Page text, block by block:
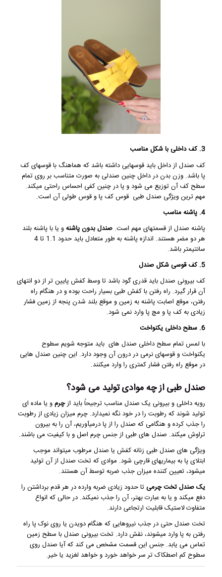
3. کف داخلی با شکل مناسب
کف صندل از داخل باید قوسهایی داشته باشد که هماهنگ با قوسهای کف
پا باشد. وزن بدن در داخل چنین صندلی به صورت متناسب بر روی تمام
سطح کف آن توزیع می شود و پا در چنین کفی احساس راحتی میکند.
مهم ترین ویژگی صندل طبی قوس کف پا و قوس طولی آن است.
4. پاشنه مناسب
پاشنه صندل از قسمتهای مهم است. صندل بدون پاشنهو یا با پاشنه بلند
هر دو مضر هستند. اندازه پاشنه به طور متعادل باید حدود 1.1 تا 4
سانتیمتر باشد.
5. کف قوسی شکل صندل
کف بیرونی صندل باید قدری گود باشد تا وسط کفش پایین تر از دو انتهای
آن قرار گیرد. راه رفتن با کفش طبی بسیار راحت بوده و در هنگام راه
رفتن، موقع اصابت پاشنه به زمین و موقع بلند شدن پنجه از زمین فشار
زیادی به کف پا و مچ پا وارد نمی شود.
6. سطح داخلی یکنواخت
با لمس تمام سطح داخلی صندل های باید متوجه شویم سطوح
یکنواخت و قوسهای نرمی در درون آن وجود دارد. این چنین صندل هایی
در موقع راه رفتن فشار کمتری را وارد میکنند.
صندل طبی از چه موادی تولید می شود؟
رویه داخلی و بیرونی یک صندل مناسب ترجیحاً باید ازچرمو یا ماده ای
تولید شوند که رطوبت را در خود نگه نمیدارد. چرم میزان زیادی از رطوبت
را جذب کرده و هنگامی که صندل را از پا درمیآوریم، آن را به بیرون
تراوش میکند. صندل های طبی از جنس چرم اصل و با کیفیت می باشند.
ویژگی های صندل طبی زنانه کفش یا صندل مرطوب میتواند موجب
ابتلای پا به بیماریهای قارچی شود. موادی که تخت صندل از آن تولید
میشود، تعیین کننده میزان جذب ضربه توسط آن هستند.
یک صندل تخت چرمی تا حدود زیادی ضربه وارده در هر قدم برداشتن را
دفع میکند و یا به عبارت بهتر، آن را جذب نمیکند. در حالی که انواع
متفاوت لاستیک قابلیت ارتجاعی دارند.
تخت صندل حتی در جذب نیروهایی که هنگام دویدن یا روی نوک پا راه
رفتن به پا وارد میشوند، نقش دارد. تخت بیرونی صندل با سطح زمین
تماس می یابد. جنس این قسمت مشخص می کند که آیا صندل روی
سطوح کم اصطکاک تر سر خواهد خورد و خواهد لغزید یا خیر.